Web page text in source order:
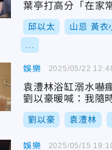
葉亭打高分「在家
邱以太 山忌 黃衣
娛樂
袁澧林浴缸溺水嚇
劉以豪暖喊：我隨
劉以豪 袁澧林
2025/05/22
娛樂 2025/05/15